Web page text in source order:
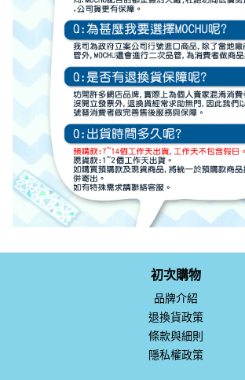
初次購物
品牌介紹
退換貨政策
條款與細則
隱私權政策